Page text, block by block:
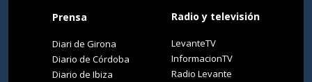
Prensa
Diari de Girona
Diario de Córdoba
Diario de Ibiza
Radio y televisión
LevanteTV
InformacionTV
Radio Levante